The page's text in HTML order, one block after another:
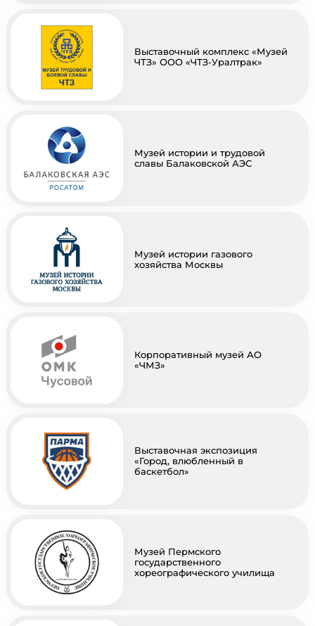
Выставочный комплекс «Музей
ЧТЗ» ООО «ЧТЗ-Уралтрак»
Музей истории и трудовой
славы Балаковской АЭС
Музей истории газового
хозяйства Москвы
Корпоративный музей АО
«ЧМЗ»
Выставочная экспозиция
«Город, влюбленный в
баскетбол»
Музей Пермского
государственного
хореографического училища